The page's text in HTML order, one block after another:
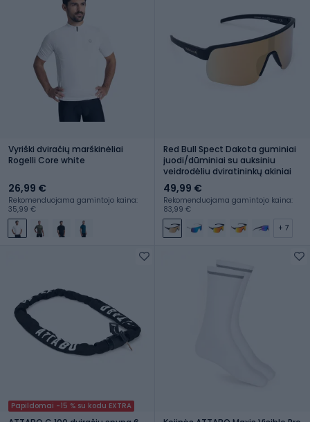
Vyriški dviračių marškinėliai
Rogelli Core white
26,99 €
Rekomenduojama gamintojo kaina:
35,99 €
Red Bull Spect Dakota guminiai
juodi/dūminiai su auksiniu
veidrodėliu dviratininkų akiniai
49,99 €
Rekomenduojama gamintojo kaina:
83,99 €
+ 7
Papildomai -15 % su kodu EXTRA